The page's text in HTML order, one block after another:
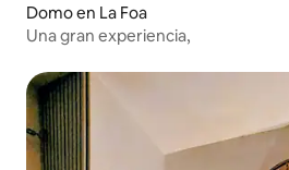
Domo en La Foa
Una gran experiencia,